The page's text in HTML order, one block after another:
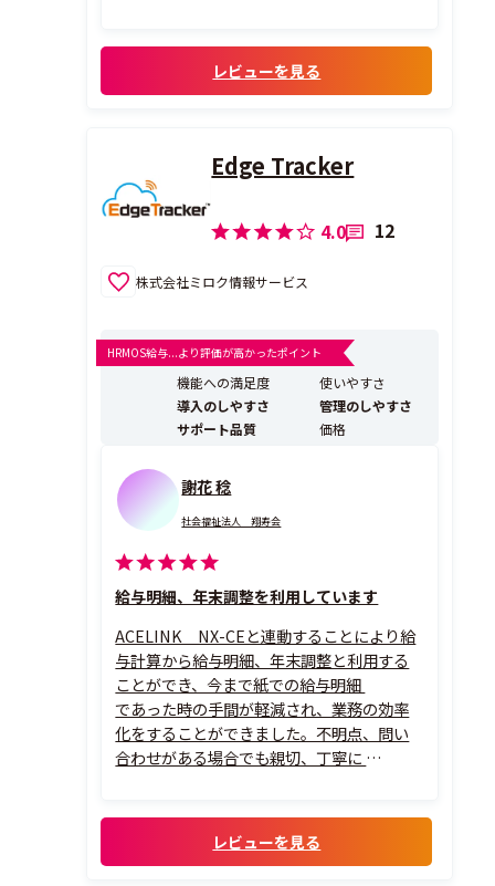
レビューを見る
Edge Tracker
4.0 12
株式会社ミロク情報サービス
HRMOS給与...より評価が高かったポイント
機能への満足度
使いやすさ
導入のしやすさ
管理のしやすさ
サポート品質
価格
謝花 稔
社会福祉法人 翔寿会
給与明細、年末調整を利用しています
ACELINK NX-CEと連動することにより給
与計算から給与明細、年末調整と利用する
ことができ、今まで紙での給与明細
であった時の手間が軽減され、業務の効率
化をすることができました。不明点、問い
合わせがある場合でも親切、丁寧に
して利用できます。レビューを見る